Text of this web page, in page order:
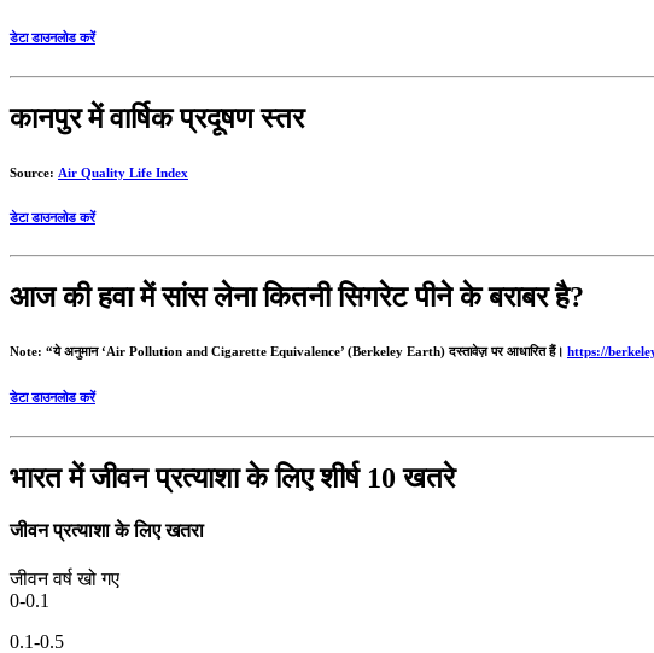
डेटा डाउनलोड करें
कानपुर में वार्षिक प्रदूषण स्तर
Source: Air Quality Life Index
डेटा डाउनलोड करें
आज की हवा में सांस लेना कितनी सिगरेट पीने के बराबर है?
Note: “ये अनुमान ‘Air Pollution and Cigarette Equivalence’ (Berkeley Earth) दस्तावेज़ पर आधारित हैं। https://
डेटा डाउनलोड करें
भारत में जीवन प्रत्याशा के लिए शीर्ष 10 खतरे
जीवन प्रत्याशा के लिए खतरा
जीवन वर्ष खो गए
0-0.1
0.1-0.5